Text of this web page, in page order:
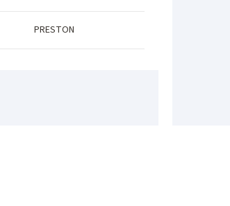
PRESTON